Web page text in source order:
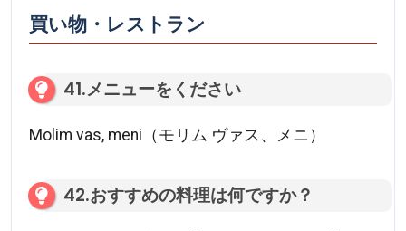
買い物・レストラン
41.メニューをください
Molim vas, meni（モリム ヴァス、メニ）
42.おすすめの料理は何ですか？